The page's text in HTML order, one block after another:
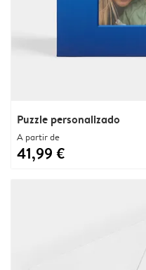
Puzzle personalizado
A partir de
41,99 €